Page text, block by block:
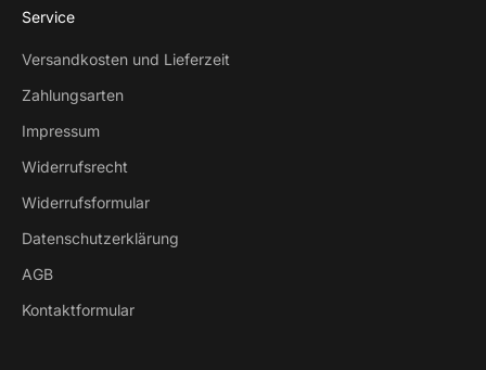
Service
Versandkosten und Lieferzeit
Zahlungsarten
Impressum
Widerrufsrecht
Widerrufsformular
Datenschutzerklärung
AGB
Kontaktformular